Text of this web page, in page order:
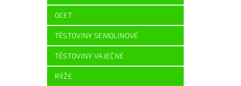
OCET
TĚSTOVINY SEMOLINOVÉ
TĚSTOVINY VAJEČNÉ
RÝŽE